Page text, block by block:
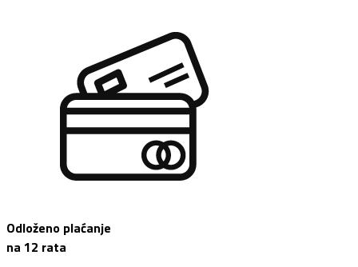
Odloženo plaćanje
na 12 rata